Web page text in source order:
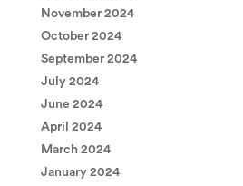
November 2024
October 2024
September 2024
July 2024
June 2024
April 2024
March 2024
January 2024